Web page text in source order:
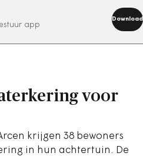
app
Download
nu
voor
krijgen 38 bewoners
in hun achtertuin. De